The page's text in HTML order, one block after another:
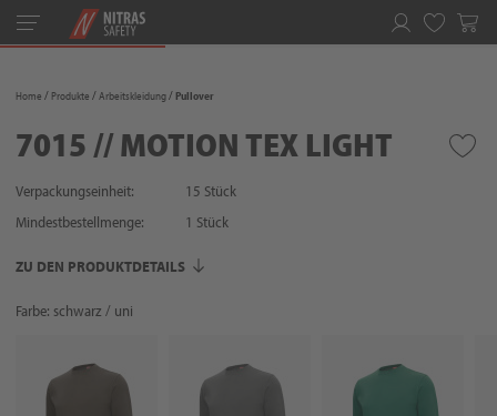
Toggle
navigation
Home Produkte Arbeitskleidung Pullover
7015 // MOTION TEX LIGHT
Verpackungseinheit:
15 Stück
Mindestbestellmenge:
1 Stück
ZU DEN PRODUKTDETAILS
Farbe: schwarz / uni